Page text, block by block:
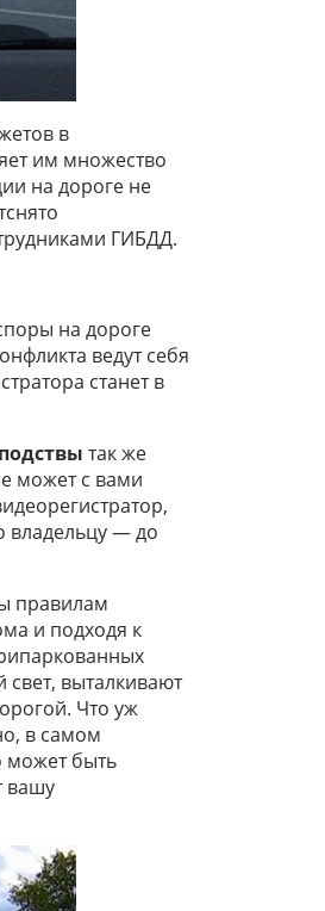
в
им множество
на дороге не
ГИБДД.
на дороге
ведут себя
станет в
так же
может с вами
владельцу — до
правилам
и подходя к
выталкивают
Что уж
в самом
может быть
вашу